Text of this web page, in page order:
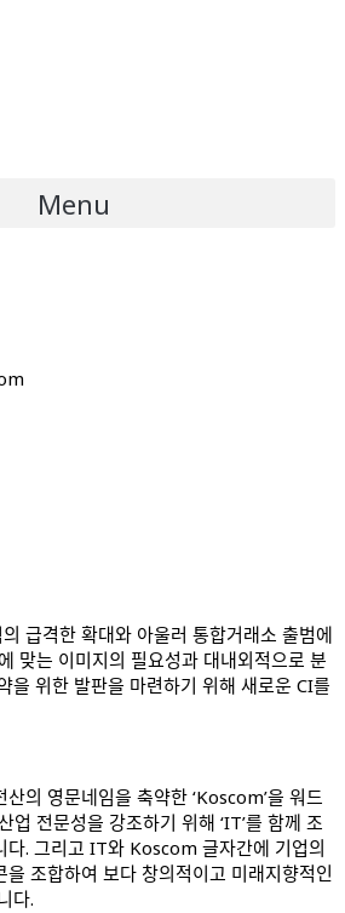
Menu
급격한 확대와 아울러 통합거래소 출범에
맞는 이미지의 필요성과 대내외적으로 분
을 위한 발판을 마련하기 위해 새로운 CI를
의 영문네임을 축약한 ‘Koscom’을 워드
업 전문성을 강조하기 위해 ‘IT’를 함께 조
다. 그리고 IT와 Koscom 글자간에 기업의
조합하여 보다 창의적이고 미래지향적인
다.